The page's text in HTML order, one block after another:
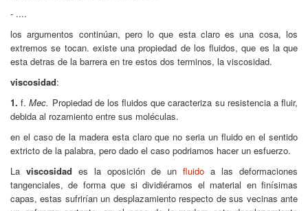
- ....
los argumentos continúan, pero lo que esta claro es una cosa, los
extremos se tocan. existe una propiedad de los fluidos, que es la que
esta detras de la barrera en tre estos dos terminos, la viscosidad.
viscosidad:
1.f. Mec. Propiedad de los fluidos que caracteriza su resistencia a fluir,
debida al rozamiento entre sus moléculas.
en el caso de la madera esta claro que no seria un fluido en el sentido
extricto de la palabra, pero dado el caso podriamos hacer un esfuerzo.
La viscosidad es la oposición de un fluido a las deformaciones
tangenciales, de forma que si dividiéramos el material en finísimas
capas, estas sufrirían un desplazamiento respecto de sus vecinas ante